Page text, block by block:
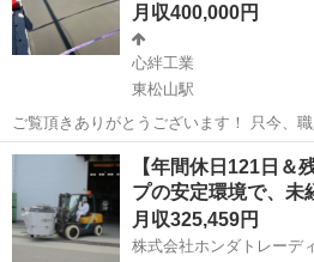
月収400,000円
心絆工業
東松山駅
ご覧頂きありがとうございます！ 只今、
で、是非ご連絡お待ちしております。 仕
う為前日にて、集合時間を伝えておりま
ト打設が主な仕事になります。 月収...
埼玉 比企郡 東松山駅 その他
【年間休日121日＆
プの安定環境で、
月収325,459円
株式会社ホンダトレーデ